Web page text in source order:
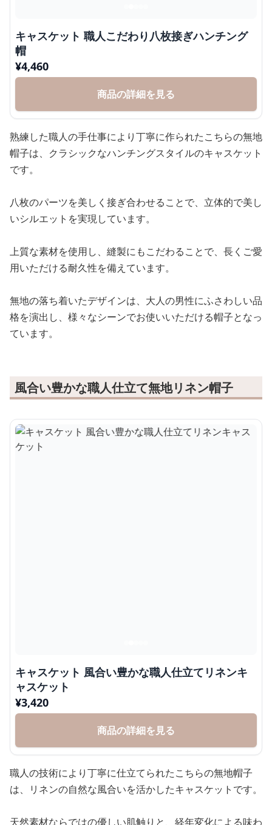
キャスケット 職人こだわり八枚接ぎハンチング
帽
¥4,460
商品の詳細を見る
熟練した職人の手仕事により丁寧に作られたこちらの無地
帽子は、クラシックなハンチングスタイルのキャスケット
です。
八枚のパーツを美しく接ぎ合わせることで、立体的で美し
いシルエットを実現しています。
上質な素材を使用し、縫製にもこだわることで、長くご愛
用いただける耐久性を備えています。
無地の落ち着いたデザインは、大人の男性にふさわしい品
格を演出し、様々なシーンでお使いいただける帽子となっ
ています。
風合い豊かな職人仕立て無地リネン帽子
キャスケット 風合い豊かな職人仕立てリネンキ
ャスケット
¥3,420
商品の詳細を見る
職人の技術により丁寧に仕立てられたこちらの無地帽子
は、リネンの自然な風合いを活かしたキャスケットです。
天然素材ならではの優しい肌触りと、経年変化による味わ